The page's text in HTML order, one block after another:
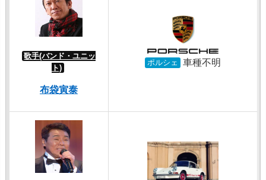
歌手(バンド・ユニッ
ト)
布袋寅泰
ポルシェ 車種不明